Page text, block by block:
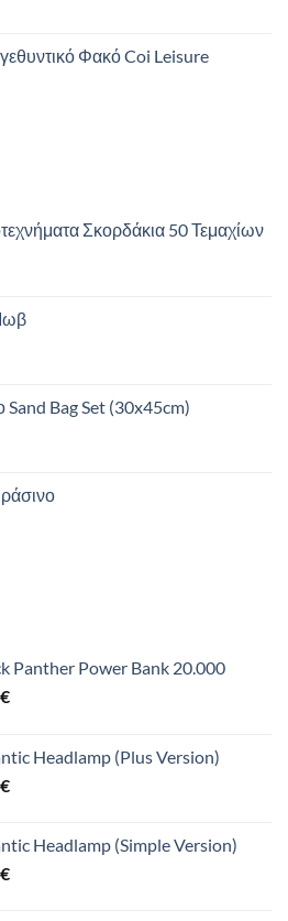
Φακό Coi Leisure
Σκορδάκια 50 Τεμαχίων
Sand Bag Set (30x45cm)
Panther Power Bank 20.000
€Η
είναι:
39.90€.
Headlamp (Plus Version)
€Η
είναι:
24.90€.
Headlamp (Simple Version)
€Η